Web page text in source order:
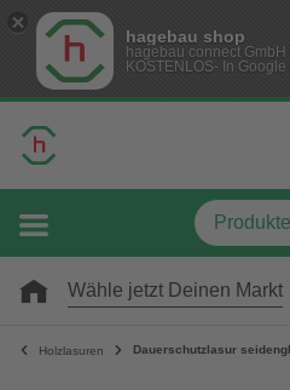
hagebau shop
hagebau connect GmbH
KOSTENLOS- In
Wähle jetzt Deinen Markt
Holzlasuren Dauerschutzlasur